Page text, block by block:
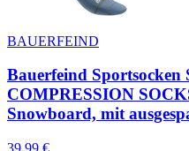
BAUERFEIND
Bauerfeind
COMPRESSION
Snowboard, mit
39,99 €